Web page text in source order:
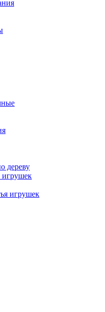
дереву
игрушек
игрушек